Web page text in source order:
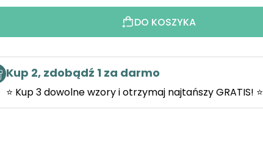
DO KOSZYKA
Kup 2, zdobądź 1 za darmo
⭐ Kup 3 dowolne wzory i otrzymaj najtańszy GRATIS! ⭐